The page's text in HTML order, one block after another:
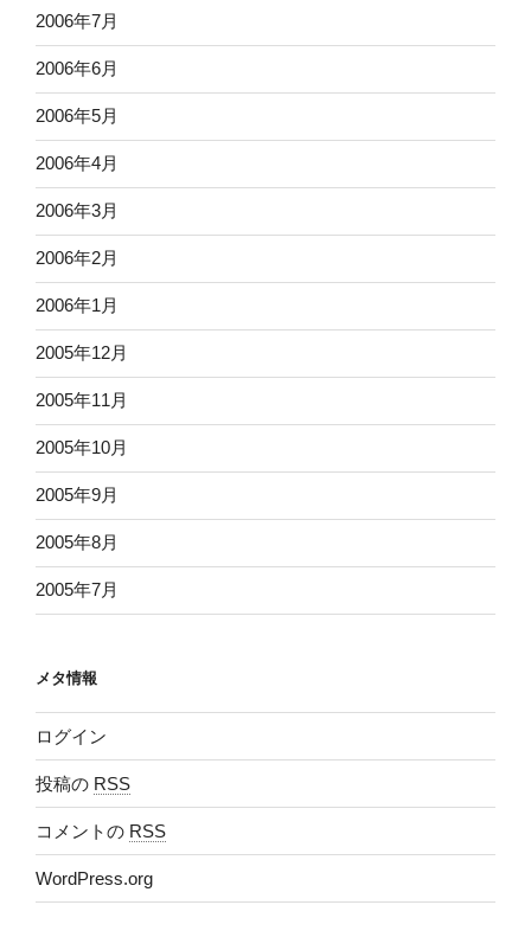
2006年7月
2006年6月
2006年5月
2006年4月
2006年3月
2006年2月
2006年1月
2005年12月
2005年11月
2005年10月
2005年9月
2005年8月
2005年7月
メタ情報
ログイン
投稿の RSS
コメントの RSS
WordPress.org